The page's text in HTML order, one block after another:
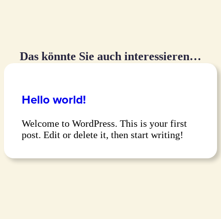
Das könnte Sie auch interessieren…
Hello world!
Welcome to WordPress. This is your first
post. Edit or delete it, then start writing!